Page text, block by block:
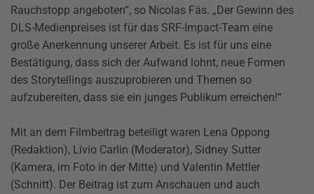
Rauchstopp angeboten“, so Nicolas Fäs. „Der Gewinn des
DLS-Medienpreises ist für das SRF-Impact-Team eine
große Anerkennung unserer Arbeit. Es ist für uns eine
Bestätigung, dass sich der Aufwand lohnt, neue Formen
des Storytellings auszuprobieren und Themen so
aufzubereiten, dass sie ein junges Publikum erreichen!“
Mit an dem Filmbeitrag beteiligt waren Lena Oppong
(Redaktion), Livio Carlin (Moderator), Sidney Sutter
(Kamera, im Foto in der Mitte) und Valentin Mettler
(Schnitt). Der Beitrag ist zum Anschauen und auch